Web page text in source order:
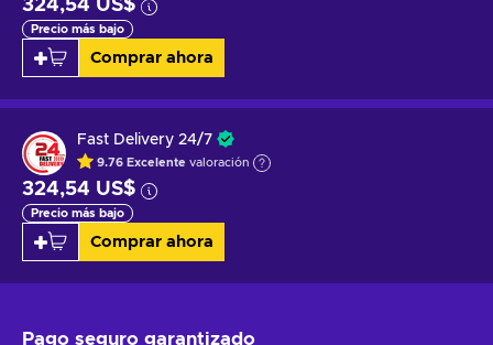
324,54 US$
Precio más bajo
Comprar ahora
Fast Delivery 24/7
9.76 Excelente valoración
324,54 US$
Precio más bajo
Comprar ahora
Pago seguro garantizado